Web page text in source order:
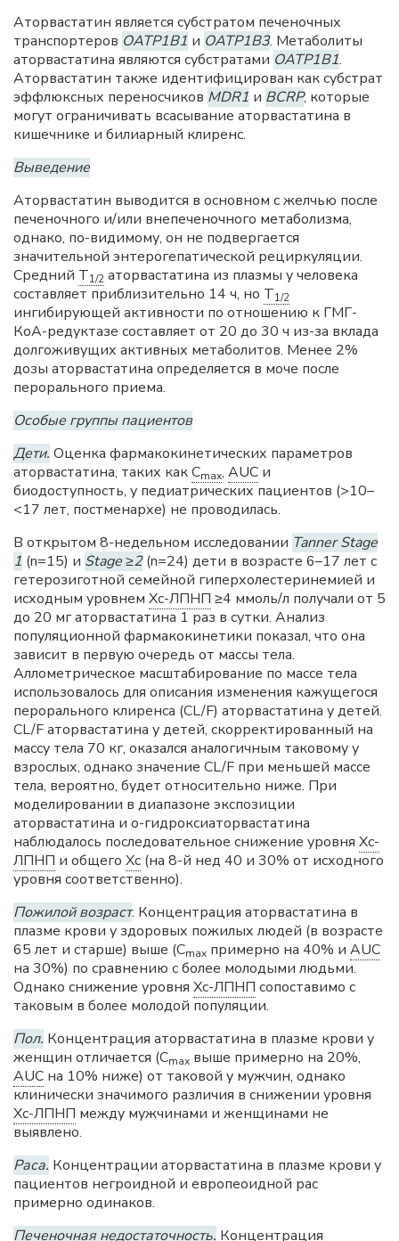
Аторвастатин является субстратом печеночных
транспортеров OATP1B1 и OATP1B3. Метаболиты
аторвастатина являются субстратами OATP1B1.
Аторвастатин также идентифицирован как субстрат
эффлюксных переносчиков MDR1 и BCRP, которые
могут ограничивать всасывание аторвастатина в
кишечнике и билиарный клиренс.
Выведение
Аторвастатин выводится в основном с желчью после
печеночного и/или внепеченочного метаболизма,
однако, по-видимому, он не подвергается
значительной энтерогепатической рециркуляции.
Средний T1/2 аторвастатина из плазмы у человека
составляет приблизительно 14 ч, но T1/2
ингибирующей активности по отношению к ГМГ-
КоА-редуктазе составляет от 20 до 30 ч из-за вклада
долгоживущих активных метаболитов. Менее 2%
дозы аторвастатина определяется в моче после
перорального приема.
Особые группы пациентов
Дети. Оценка фармакокинетических параметров
аторвастатина, таких какCmax, AUC и
биодоступность, у педиатрических пациентов (>10–
<17 лет, постменархе) не проводилась.
В открытом 8-недельном исследовании Tanner Stage
1 (n=15) и Stage ≥2(n=24) дети в возрасте 6–17 лет с
гетерозиготной семейной гиперхолестеринемией и
исходным уровнем Хс-ЛПНП ≥4 ммоль/л получали от 5
до 20 мг аторвастатина 1 раз в сутки. Анализ
популяционной фармакокинетики показал, что она
зависит в первую очередь от массы тела.
Аллометрическое масштабирование по массе тела
использовалось для описания изменения кажущегося
перорального клиренса (CL/F) аторвастатина у детей.
CL/F аторвастатина у детей, скорректированный на
массу тела 70 кг, оказался аналогичным таковому у
взрослых, однако значение CL/F при меньшей массе
тела, вероятно, будет относительно ниже. При
моделировании в диапазоне экспозиции
аторвастатина и о-гидроксиаторвастатина
наблюдалось последовательное снижение уровня Хс-
ЛПНП и общего Хс (на 8-й нед 40 и 30% от исходного
уровня соответственно).
Пожилой возраст. Концентрация аторвастатина в
плазме крови у здоровых пожилых людей (в возрасте
65 лет и старше) выше (Cmax примерно на 40% и AUC
на 30%) по сравнению с более молодыми людьми.
Однако снижение уровня Хс-ЛПНП сопоставимо с
таковым в более молодой популяции.
Пол. Концентрация аторвастатина в плазме крови у
женщин отличается (Cmax выше примерно на 20%,
AUC на 10% ниже) от таковой у мужчин, однако
клинически значимого различия в снижении уровня
Хс-ЛПНП между мужчинами и женщинами не
выявлено.
Раса. Концентрации аторвастатина в плазме крови у
пациентов негроидной и европеоидной рас
примерно одинаков.
Печеночная недостаточность. Концентрация